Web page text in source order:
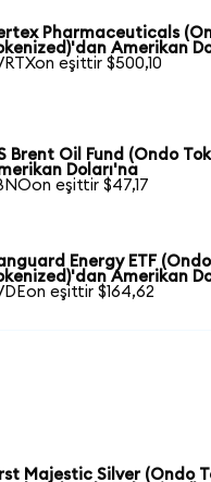
Pharmaceuticals
Amerikan
eşittir $500,10
Brent Oil Fund (Ondo
Doları'na
eşittir $47,17
Energy ETF (Ondo
Amerikan
eşittir $164,62
Majestic Silver (Ondo